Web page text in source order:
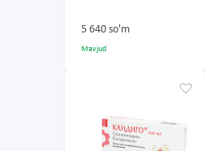
5 640 so'm
Mavjud